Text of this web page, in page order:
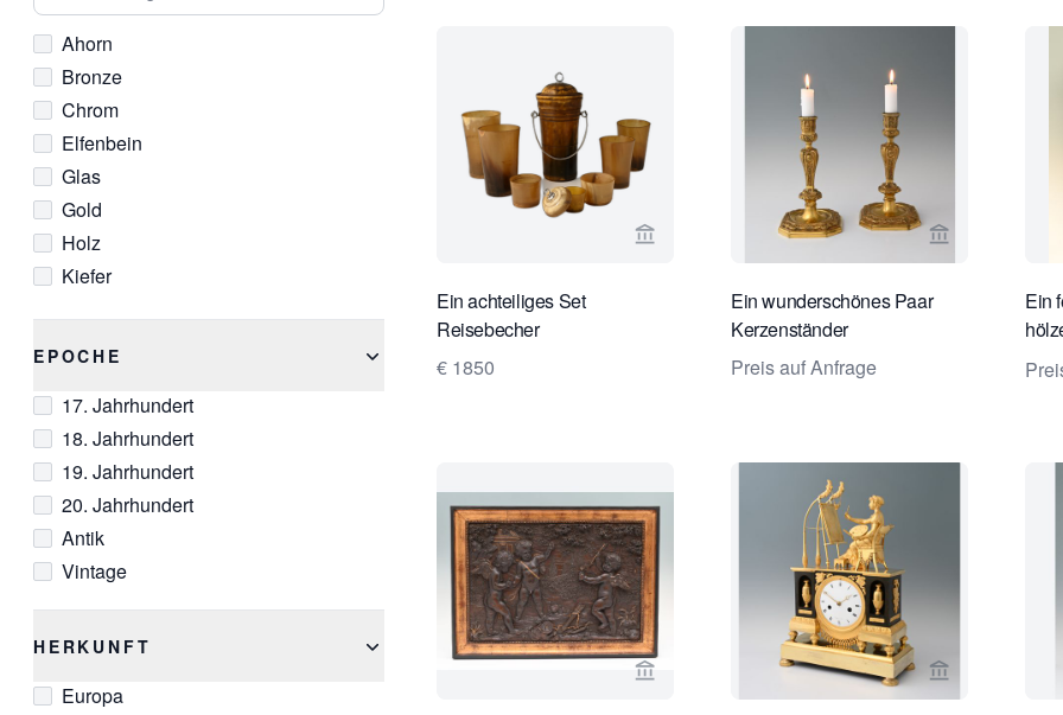
Romantisch
Volkskunst
Zeitgenössisch
Ahorn
Bronze
Chrom
Elfenbein
Glas
Gold
Holz
Kiefer
Mahagoni
Marmor
Messing
Nussbaum
Onyx
Perle
Platin
Porzellan
Schwarzer Marmor
EPOCHE
17. Jahrhundert
18. Jahrhundert
19. Jahrhundert
20. Jahrhundert
Antik
Vintage
HERKUNFT
Europa
Verkaeuferseite von Limburg Antiquairs ansehen
Ein achteiliges Set
Reisebecher
€ 1850
Ein wunderschönes Paar
Kerzenständer
Preis auf Anfrage
Ein
Verkaeuferseite von Limburg Antiquairs ansehen